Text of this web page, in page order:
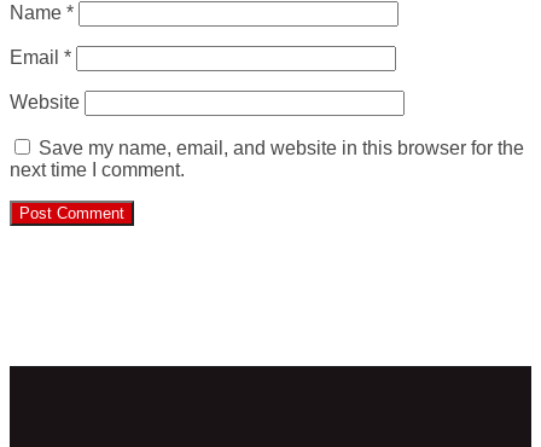
Name *
Email *
Website
Save my name, email, and website in this browser for the
next time I comment.